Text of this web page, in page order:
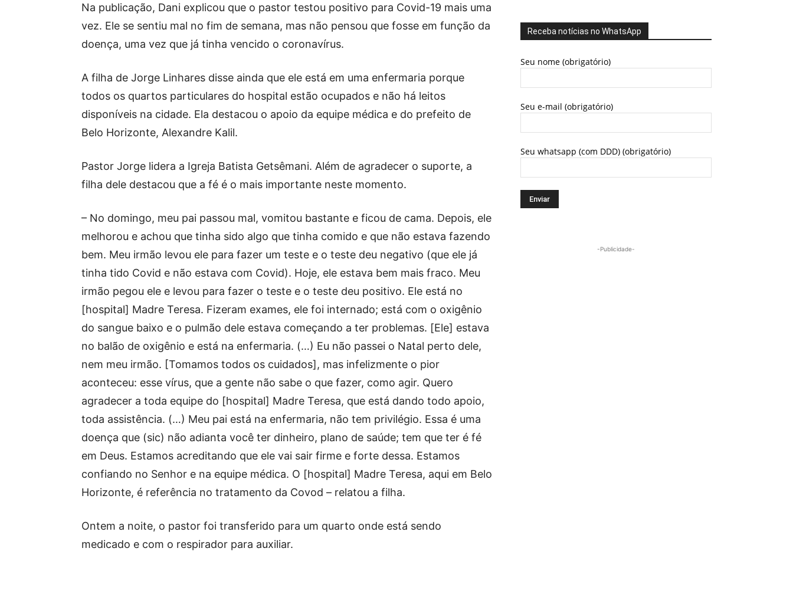
Na publicação, Dani explicou que o pastor testou positivo para Covid-19 mais uma
vez. Ele se sentiu mal no fim de semana, mas não pensou que fosse em função da
doença, uma vez que já tinha vencido o coronavírus.
A filha de Jorge Linhares disse ainda que ele está em uma enfermaria porque
todos os quartos particulares do hospital estão ocupados e não há leitos
disponíveis na cidade. Ela destacou o apoio da equipe médica e do prefeito de
Belo Horizonte, Alexandre Kalil.
Pastor Jorge lidera a Igreja Batista Getsêmani. Além de agradecer o suporte, a
filha dele destacou que a fé é o mais importante neste momento.
– No domingo, meu pai passou mal, vomitou bastante e ficou de cama. Depois, ele
melhorou e achou que tinha sido algo que tinha comido e que não estava fazendo
bem. Meu irmão levou ele para fazer um teste e o teste deu negativo (que ele já
tinha tido Covid e não estava com Covid). Hoje, ele estava bem mais fraco. Meu
irmão pegou ele e levou para fazer o teste e o teste deu positivo. Ele está no
[hospital] Madre Teresa. Fizeram exames, ele foi internado; está com o oxigênio
do sangue baixo e o pulmão dele estava começando a ter problemas. [Ele] estava
no balão de oxigênio e está na enfermaria. (…) Eu não passei o Natal perto dele,
nem meu irmão. [Tomamos todos os cuidados], mas infelizmente o pior
aconteceu: esse vírus, que a gente não sabe o que fazer, como agir. Quero
agradecer a toda equipe do [hospital] Madre Teresa, que está dando todo apoio,
toda assistência. (…) Meu pai está na enfermaria, não tem privilégio. Essa é uma
doença que (sic) não adianta você ter dinheiro, plano de saúde; tem que ter é fé
em Deus. Estamos acreditando que ele vai sair firme e forte dessa. Estamos
confiando no Senhor e na equipe médica. O [hospital] Madre Teresa, aqui em Belo
Horizonte, é referência no tratamento da Covod – relatou a filha.
Ontem a noite, o pastor foi transferido para um quarto onde está sendo
medicado e com o respirador para auxiliar.
Receba notícias no WhatsApp
Seu nome (obrigatório)
Seu e-mail (obrigatório)
Seu whatsapp (com DDD) (obrigatório)
-Publicidade-